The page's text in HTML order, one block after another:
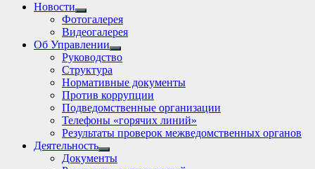
Новости
Show
sub
menu
Фотогалерея
Видеогалерея
Об Управлении
Show
sub
Руководство
Структура
Нормативные документы
Против коррупции
Подведомственные организации
Телефоны «горячих линий»
Результаты проверок межведомственных органов
Деятельность
Show
sub
Документы